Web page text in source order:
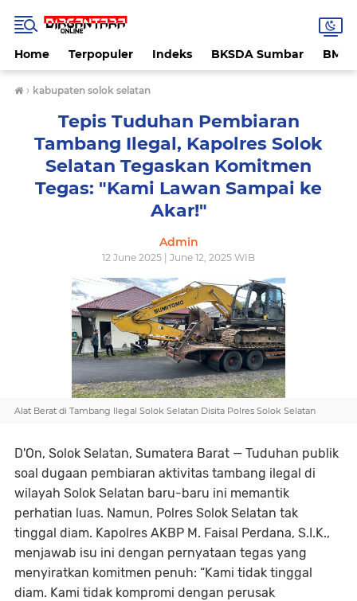
Home Terpopuler Indeks BKSDA Sumbar
› kabupaten solok selatan
Tepis Tuduhan Pembiaran
Tambang Ilegal, Kapolres Solok
Selatan Tegaskan Komitmen
Tegas: "Kami Lawan Sampai ke
Akar!"
Admin
12 June 2025 | June 12, 2025 WIB
Alat Berat di Tambang Ilegal Solok Selatan Disita Polres Solok Selatan
D'On, Solok Selatan, Sumatera Barat — Tuduhan publik
soal dugaan pembiaran aktivitas tambang ilegal di
wilayah Solok Selatan baru-baru ini memantik
perhatian luas. Namun, Polres Solok Selatan tak
tinggal diam. Kapolres AKBP M. Faisal Perdana, S.I.K.,
menjawab isu ini dengan pernyataan tegas yang
menyiratkan komitmen penuh: “Kami tidak tinggal
diam. Kami tidak kompromi dengan perusak